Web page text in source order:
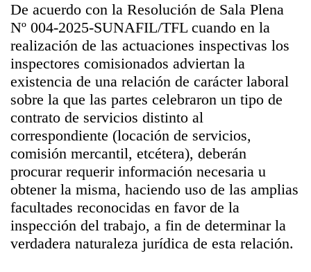
De acuerdo con la Resolución de Sala Plena
Nº 004-2025-SUNAFIL/TFL cuando en la
realización de las actuaciones inspectivas los
inspectores comisionados adviertan la
existencia de una relación de carácter laboral
sobre la que las partes celebraron un tipo de
contrato de servicios distinto al
correspondiente (locación de servicios,
comisión mercantil, etcétera), deberán
procurar requerir información necesaria u
obtener la misma, haciendo uso de las amplias
facultades reconocidas en favor de la
inspección del trabajo, a fin de determinar la
verdadera naturaleza jurídica de esta relación.